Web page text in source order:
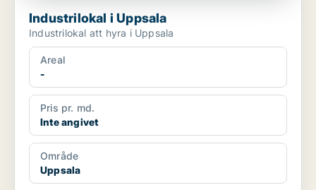
Industrilokal i Uppsala
Industrilokal att hyra i Uppsala
Areal
-
Pris pr. md.
Inte angivet
Område
Uppsala